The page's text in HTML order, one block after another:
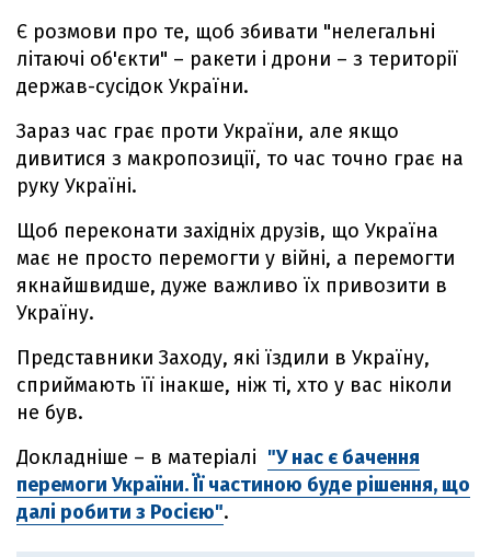
Є розмови про те, щоб збивати "нелегальні
літаючі об'єкти" – ракети і дрони – з території
держав-сусідок України.
Зараз час грає проти України, але якщо
дивитися з макропозиції, то час точно грає на
руку Україні.
Щоб переконати західніх друзів, що Україна
має не просто перемогти у війні, а перемогти
якнайшвидше, дуже важливо їх привозити в
Україну.
Представники Заходу, які їздили в Україну,
сприймають її інакше, ніж ті, хто у вас ніколи
не був.
Докладніше – в матеріалі "У нас є бачення
перемоги України. Її частиною буде рішення, що
далі робити з Росією".